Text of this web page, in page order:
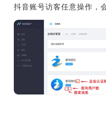
抖音账号访客任意操作，